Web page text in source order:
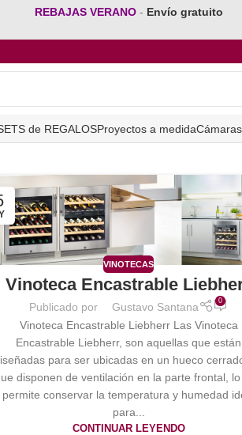
REBAJAS VERANO - Envío gratuito
de REGALOSProyectos a medida
VINOTECAS
Vinoteca Encastrable
Publicado por Gustavo Santana 0
Vinoteca Encastrable Liebherr Las Vinoteca
Encastrable Liebherr, son aquellas que están
para ser ubicadas en un hueco
disponen de ventilación en la parte frontal,
permite conservar la temperatura y humedad
para...
CONTINUAR LEYENDO